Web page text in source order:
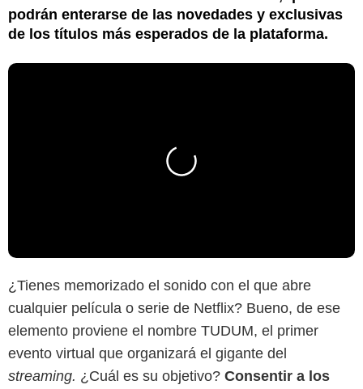
podrán enterarse de las novedades y exclusivas
de los títulos más esperados de la plataforma.
¿Tienes memorizado el sonido con el que abre
cualquier película o serie de Netflix? Bueno, de ese
elemento proviene el nombre TUDUM, el primer
evento virtual que organizará el gigante del
streaming. ¿Cuál es su objetivo? Consentir a los